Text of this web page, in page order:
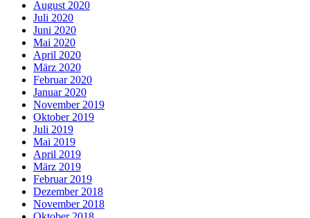
August 2020
Juli 2020
Juni 2020
Mai 2020
April 2020
März 2020
Februar 2020
Januar 2020
November 2019
Oktober 2019
Juli 2019
Mai 2019
April 2019
März 2019
Februar 2019
Dezember 2018
November 2018